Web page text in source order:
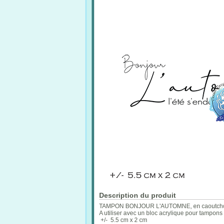
Description du produit
TAMPON BONJOUR L'AUTOMNE, en
A utiliser avec un bloc acrylique pour
+/- 5.5 cm x 2 cm